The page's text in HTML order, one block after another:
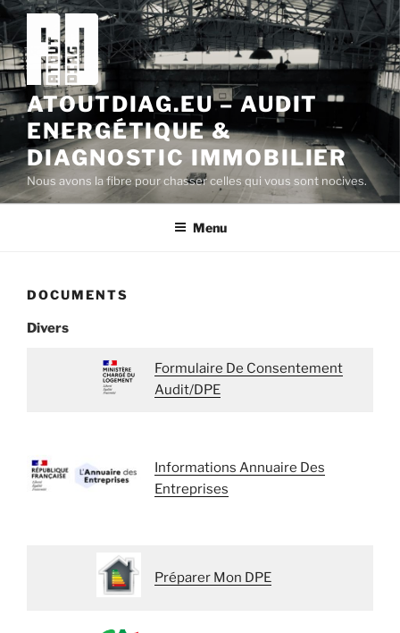
Aller
au
contenu
principal
ATOUTDIAG.EU – AUDIT
ENERGÉTIQUE &
DIAGNOSTIC IMMOBILIER
Nous avons la fibre pour chasser celles qui vous sont nocives.
Menu
DOCUMENTS
Divers
Formulaire De Consentement
Audit/DPE
Informations Annuaire Des
Entreprises
Préparer Mon DPE